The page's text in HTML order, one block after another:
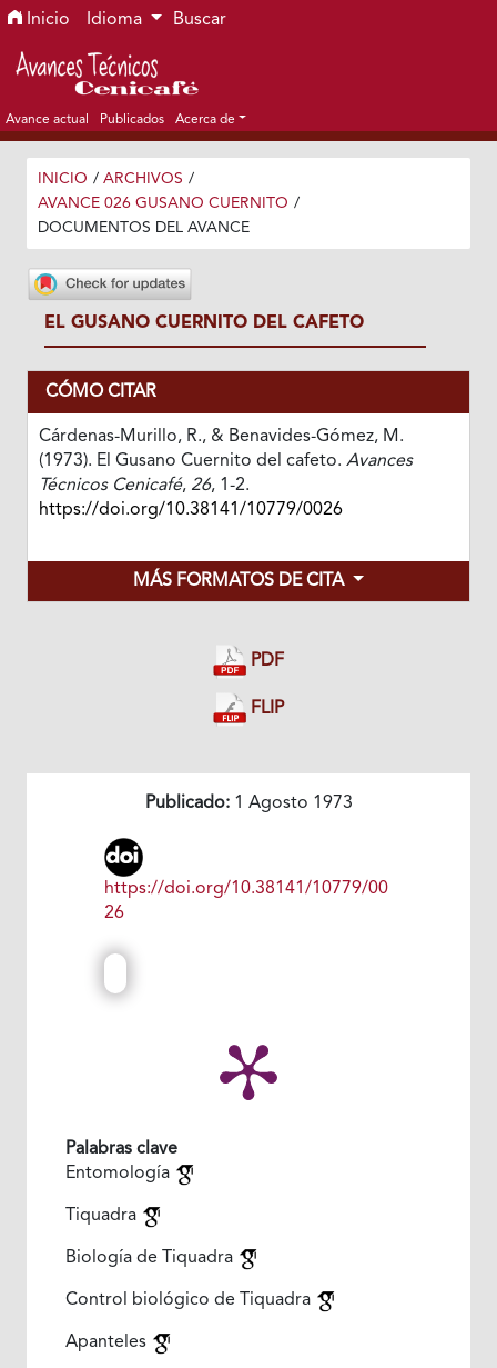
Ir al menú de navegación principal
Ir al contenido principal
Ir al pie de página del sitio
Inicio Idioma Buscar
Avance actual Publicados Acerca de
INICIO / ARCHIVOS /
AVANCE 026 GUSANO CUERNITO /
DOCUMENTOS DEL AVANCE
EL GUSANO CUERNITO DEL CAFETO
CÓMO CITAR
Cárdenas-Murillo, R., & Benavides-Gómez, M.
(1973). El Gusano Cuernito del cafeto. Avances
Técnicos Cenicafé, 26, 1-2.
https://doi.org/10.38141/10779/0026
MÁS FORMATOS DE CITA
PDF
FLIP
Publicado:1 Agosto 1973
https://doi.org/10.38141/10779/00
26
Palabras clave
Entomología
Tiquadra
Biología de Tiquadra
Control biológico de Tiquadra
Apanteles